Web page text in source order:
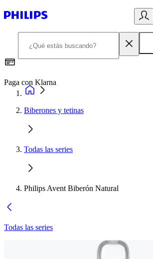
Paga con Klarna
Biberones y tetinas
Todas las series
Philips Avent Biberón Natural
Todas las series